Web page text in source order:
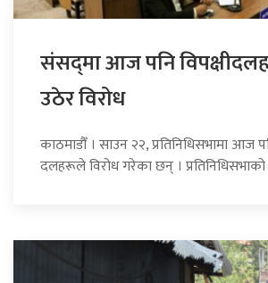
संसद्‍मा आज पनि
उठेर विरोध
काठमाडौँ । साउन २२, प्रतिनिधिसभामा आज
दलहरूले विरोध गरेका छन् ।